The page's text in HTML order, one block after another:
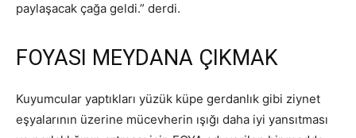
paylaşacak çağa geldi.” derdi.
FOYASI MEYDANA ÇIKMAK
Kuyumcular yaptıkları yüzük küpe gerdanlık gibi ziynet
eşyalarının üzerine mücevherin ışığı daha iyi yansıtması